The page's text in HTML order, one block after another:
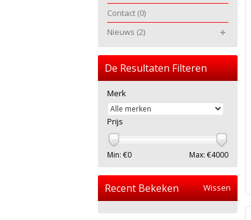
Contact (0)
Nieuws (2)
De Resultaten Filteren
Merk
Prijs
Min: €0 Max: €4000
Recent Bekeken Wissen